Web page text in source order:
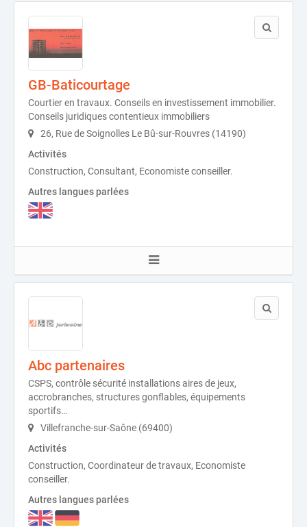
GB-Baticourtage
Courtier en travaux. Conseils en investissement immobilier.
Conseils juridiques contentieux immobiliers
26, Rue de Soignolles Le Bû-sur-Rouvres (14190)
Activités
Construction, Consultant, Economiste conseiller.
Autres langues parlées
Abc partenaires
CSPS, contrôle sécurité installations aires de jeux,
accrobranches, structures gonflables, équipements
sportifs…
Villefranche-sur-Saône (69400)
Activités
Construction, Coordinateur de travaux, Economiste
conseiller.
Autres langues parlées